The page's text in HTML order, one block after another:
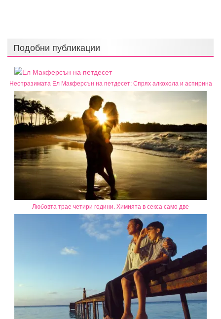
Подобни публикации
Неотразимата Ел Макферсън на петдесет: Спрях алкохола и аспирина
Любовта трае четири години. Химията в секса само две